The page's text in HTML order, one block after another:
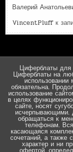
Валерий
VincentPluffк
Циферблаты
Циферблаты на
использовании
обязательна.
использование
в целях
сайте, носят
исчерпывающими.
обращаться к
телефонам.
касающаяся
сочетаний, а также
характер и ни